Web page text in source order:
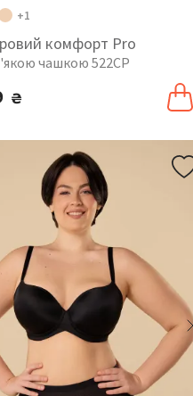
+1
комфорт Pro
чашкою 522CP
₴